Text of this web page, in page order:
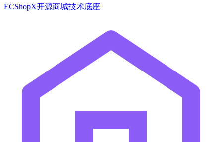
ECShopX开源商城技术底座